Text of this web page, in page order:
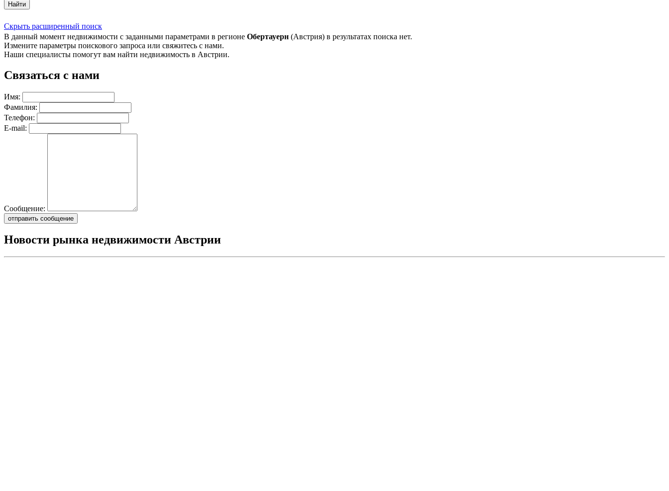
Найти
Скрыть расширенный поиск
В данный момент недвижимости с заданными параметрами в регионе Обертауерн (Австрия) в результатах поиска нет.
Измените параметры поискового запроса или свяжитесь с нами.
Наши специалисты помогут вам найти недвижимость в Австрии.
Связаться с нами
Имя:
Фамилия:
Телефон:
E-mail:
Сообщение:
отправить сообщение
Новости рынка недвижимости Австрии